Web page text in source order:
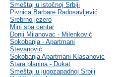
Smeštaj u istočnoj Srbiji
Pivnica Barbare Radosavljević
Srebrno jezero
Mini spa centar
Donji Milanovac - Milenković
Sokobanja - Apartmani
Stevanović
Sokobanja Apartmani Klasanovic
Stara planina - Dukat
Smeštaj u jugozapadnoj Srbiji